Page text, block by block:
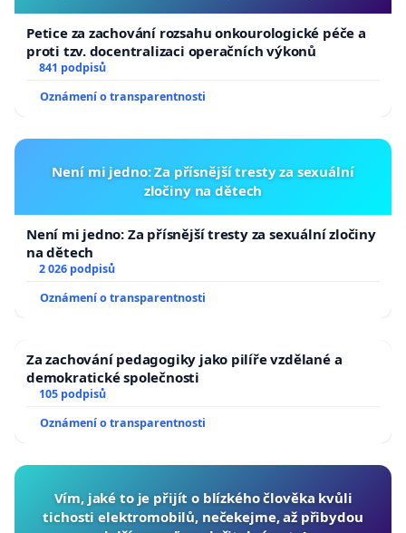
osobou. V tuto chvíli není k dispozici konkrétní
dospělá osoba, která by podala petici na úřad.
zákonných zástupců měl ochotu, aby se ujal
Petice za zachování rozsahu onkourologické péče a
proti tzv. docentralizaci operačních výkonů
841 podpisů
Oznámení o transparentnosti
Není mi jedno: Za přísnější tresty za sexuální
zločiny na dětech
Není mi jedno: Za přísnější tresty za sexuální zločiny
na dětech
2 026 podpisů
Oznámení o transparentnosti
Za zachování pedagogiky jako pilíře vzdělané a
demokratické společnosti
105 podpisů
Oznámení o transparentnosti
Vím, jaké to je přijít o blízkého člověka kvůli
tichosti elektromobilů, nečekejme, až přibydou